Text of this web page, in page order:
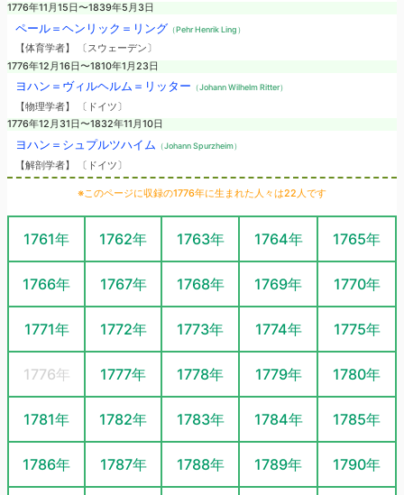
1776年11月15日〜1839年5月3日
ペール＝ヘンリック＝リング （Pehr Henrik Ling）
【体育学者】 〔スウェーデン〕
1776年12月16日〜1810年1月23日
ヨハン＝ヴィルヘルム＝リッター （Johann Wilhelm Ritter）
【物理学者】 〔ドイツ〕
1776年12月31日〜1832年11月10日
ヨハン＝シュプルツハイム （Johann Spurzheim）
【解剖学者】 〔ドイツ〕
※このページに収録の1776年に生まれた人々は22人です
1761年 1762年 1763年 1764年 1765年
1766年 1767年 1768年 1769年 1770年
1771年 1772年 1773年 1774年 1775年
1776年 1777年 1778年 1779年 1780年
1781年 1782年 1783年 1784年 1785年
1786年 1787年 1788年 1789年 1790年